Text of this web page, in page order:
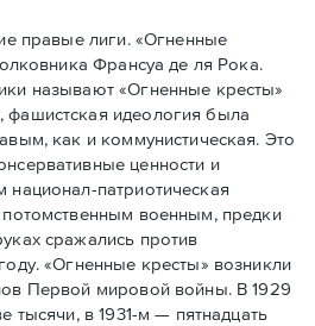
правые лиги. «Огненные
Франсуа де ля Рока.
называют «Огненные крeсты»
идеология была
как и коммунистическая. Это
ценности и
национал-патриотическая
потомственным военным, предки
сражались против
«Огненные кресты» возникли
Первой мировой войны. В 1929
тысячи, в 1931-м — пятнадцать